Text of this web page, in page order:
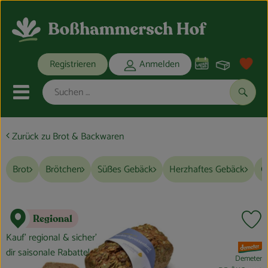
Registrieren Anmelden
Mobiles Menu öffnen oder
Bio-Kochkisten
THEMENWELTEN
ANGEBOTE
REGIONALES
Zurück zu Brot & Backwaren
Brot Brötchen Süßes Gebäck Herzhaftes Gebäck
Regional
Kauf’ regional & sicher’
dir saisonale Rabatte!
, Verband:
Demeter